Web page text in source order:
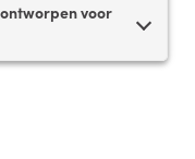
voor